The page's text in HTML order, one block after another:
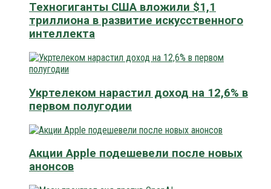
Техногиганты США вложили $1,1
триллиона в развитие искусственного
интеллекта
Укртелеком нарастил доход на 12,6% в
первом полугодии
Акции Apple подешевели после новых
анонсов